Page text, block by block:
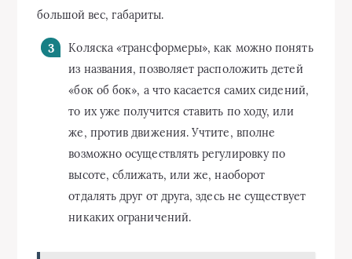
большой вес, габариты.
Коляска «трансформеры», как можно понять
из названия, позволяет расположить детей
«бок об бок», а что касается самих сидений,
то их уже получится ставить по ходу, или
же, против движения. Учтите, вполне
возможно осуществлять регулировку по
высоте, сближать, или же, наоборот
отдалять друг от друга, здесь не существует
никаких ограничений.